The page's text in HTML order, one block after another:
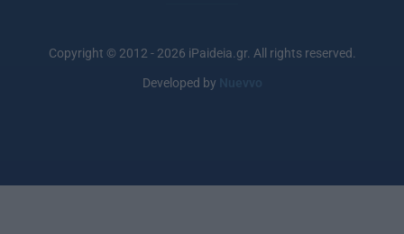
Copyright © 2012 - 2026 iPaideia.gr. All rights reserved.
Developed by